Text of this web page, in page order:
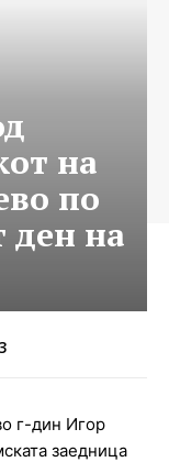
на
по
ден на
г-дин Игор
заедница